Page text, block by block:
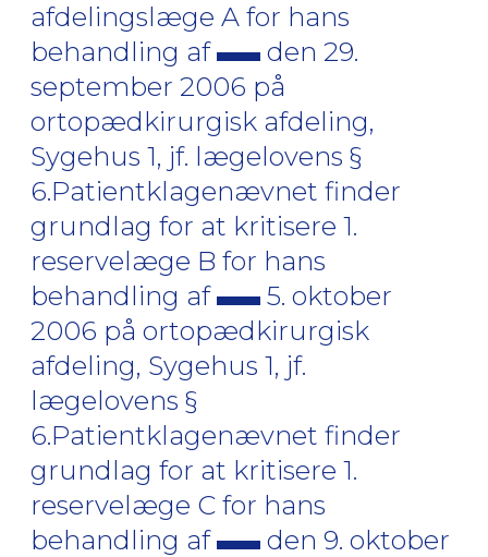
afdelingslæge A for hans
behandling af
den 29.
september 2006 på
ortopædkirurgisk afdeling,
Sygehus 1, jf. lægelovens §
6.Patientklagenævnet finder
grundlag for at kritisere 1.
reservelæge B for hans
behandling af
5. oktober
2006 på ortopædkirurgisk
afdeling, Sygehus 1, jf.
lægelovens §
6.Patientklagenævnet finder
grundlag for at kritisere 1.
reservelæge C for hans
behandling af
den 9. oktober